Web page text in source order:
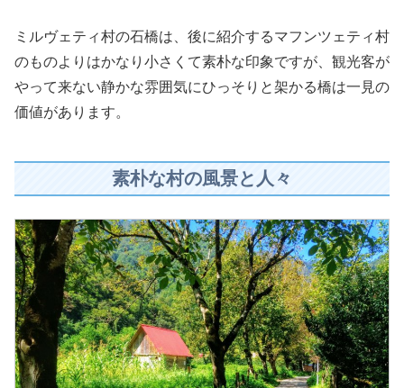
ミルヴェティ村の石橋は、後に紹介するマフンツェティ村
のものよりはかなり小さくて素朴な印象ですが、観光客が
やって来ない静かな雰囲気にひっそりと架かる橋は一見の
価値があります。
素朴な村の風景と人々